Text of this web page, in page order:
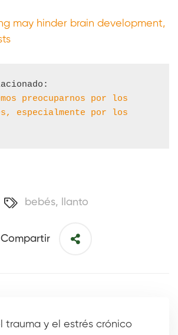
may hinder brain development,
preocuparnos por los
especialmente por los
bebés, llanto
Compartir
trauma y el estrés crónico